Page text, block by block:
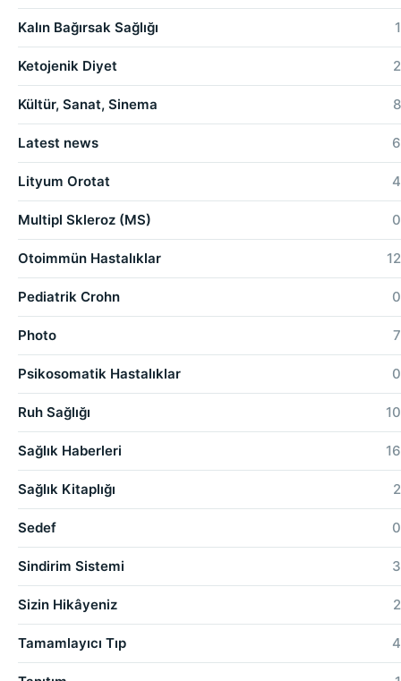
Kalın Bağırsak Sağlığı 1
Ketojenik Diyet 2
Kültür, Sanat, Sinema 8
Latest news 6
Lityum Orotat 4
Multipl Skleroz (MS) 0
Otoimmün Hastalıklar 12
Pediatrik Crohn 0
Photo 7
Psikosomatik Hastalıklar 0
Ruh Sağlığı 10
Sağlık Haberleri 16
Sağlık Kitaplığı 2
Sedef 0
Sindirim Sistemi 3
Sizin Hikâyeniz 2
Tamamlayıcı Tıp 4